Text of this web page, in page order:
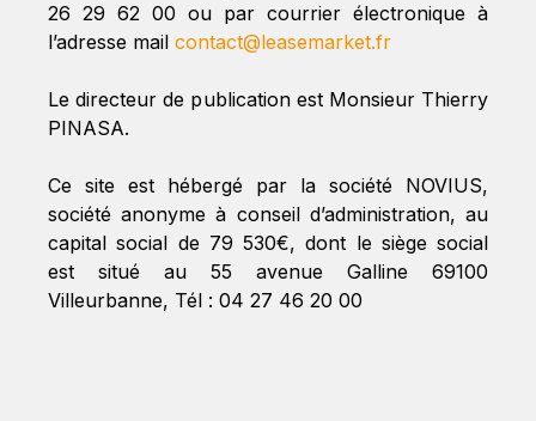
26 29 62 00 ou par courrier électronique à
l’adresse mail contact@leasemarket.fr
Le directeur de publication est Monsieur Thierry
PINASA.
Ce site est hébergé par la société NOVIUS,
société anonyme à conseil d’administration, au
capital social de 79 530€, dont le siège social
est situé au 55 avenue Galline 69100
Villeurbanne, Tél : 04 27 46 20 00